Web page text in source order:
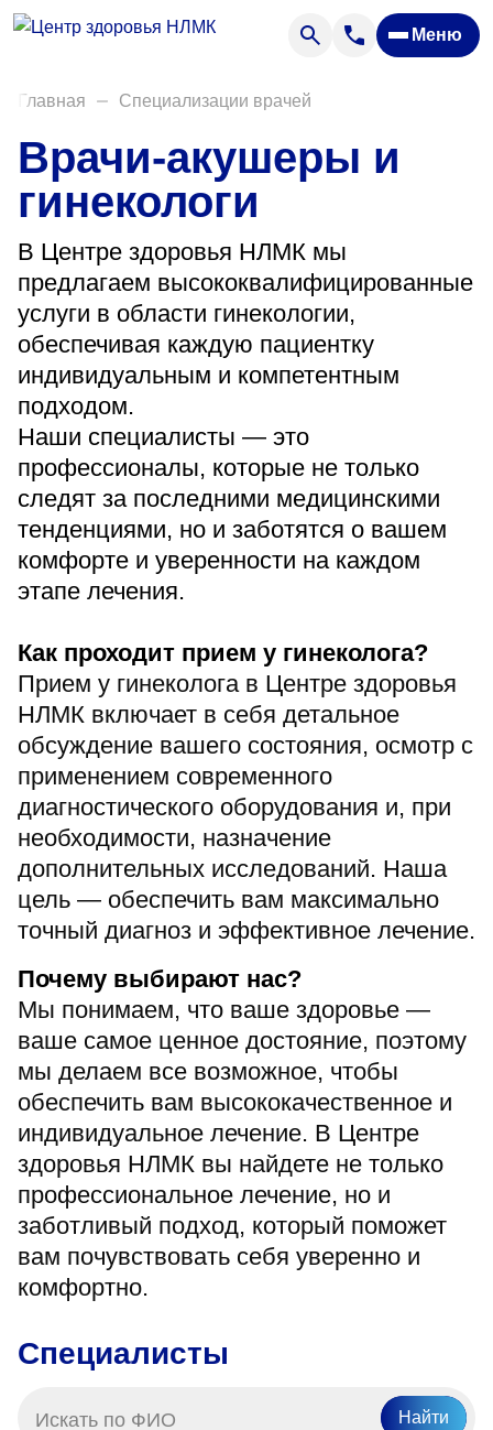
Меню
Анализы
Акции
Пациентам
Вакансии
О нас
Отзывы
Закупки
Вопрос — ответ
Направления деятельности
Новости
Прейскурант цен
Спроси врача
Контакты
Центр здоровья НЛМК
Адрес
398005, г. Липецк, пл. Металлургов, 1
Понедельник — пятница 7:30–20:00
Суббота 08:00–16:00
+7 (4742) 55-55-43
Санаторий-профилакторий
«Парус»
Адрес
399000, г. Липецк, Плехановское лесничество,
Ленинский лесхоз, квартал 67
08:00–16:45
перерыв 12:00–12:30
Пятница
08:00–15:45
перерыв 12:00–12:30
+7 (4742) 72-73-31
Главная Специализации врачей
Врачи-акушеры и
гинекологи
В Центре здоровья НЛМК мы
предлагаем высококвалифицированные
услуги в области гинекологии,
обеспечивая каждую пациентку
индивидуальным и компетентным
подходом.
Наши специалисты — это
профессионалы, которые не только
следят за последними медицинскими
тенденциями, но и заботятся о вашем
комфорте и уверенности на каждом
этапе лечения.
Как проходит прием у гинеколога?
Прием у гинеколога в Центре здоровья
НЛМК включает в себя детальное
обсуждение вашего состояния, осмотр с
применением современного
диагностического оборудования и, при
необходимости, назначение
дополнительных исследований. Наша
цель — обеспечить вам максимально
точный диагноз и эффективное лечение.
Почему выбирают нас?
Мы понимаем, что ваше здоровье —
ваше самое ценное достояние, поэтому
мы делаем все возможное, чтобы
обеспечить вам высококачественное и
индивидуальное лечение. В Центре
здоровья НЛМК вы найдете не только
профессиональное лечение, но и
заботливый подход, который поможет
вам почувствовать себя уверенно и
комфортно.
Специалисты
Найти